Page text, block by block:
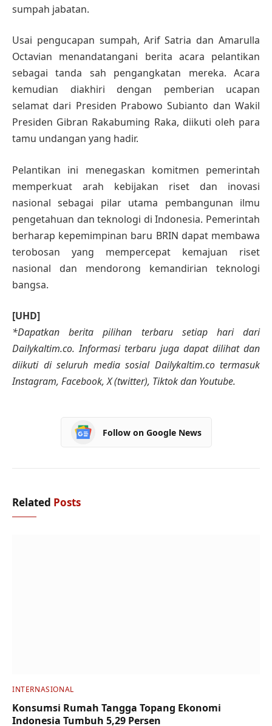
sumpah jabatan.
Usai pengucapan sumpah, Arif Satria dan Amarulla
Octavian menandatangani berita acara pelantikan
sebagai tanda sah pengangkatan mereka. Acara
kemudian diakhiri dengan pemberian ucapan
selamat dari Presiden Prabowo Subianto dan Wakil
Presiden Gibran Rakabuming Raka, diikuti oleh para
tamu undangan yang hadir.
Pelantikan ini menegaskan komitmen pemerintah
memperkuat arah kebijakan riset dan inovasi
nasional sebagai pilar utama pembangunan ilmu
pengetahuan dan teknologi di Indonesia. Pemerintah
berharap kepemimpinan baru BRIN dapat membawa
terobosan yang mempercepat kemajuan riset
nasional dan mendorong kemandirian teknologi
bangsa.
[UHD]
*Dapatkan berita pilihan terbaru setiap hari dari
Dailykaltim.co. Informasi terbaru juga dapat dilihat dan
diikuti di seluruh media sosial Dailykaltim.co termasuk
Instagram, Facebook, X (twitter), Tiktok dan Youtube.
Follow on Google News
Related Posts
INTERNASIONAL
Konsumsi Rumah Tangga Topang Ekonomi
Indonesia Tumbuh 5,29 Persen